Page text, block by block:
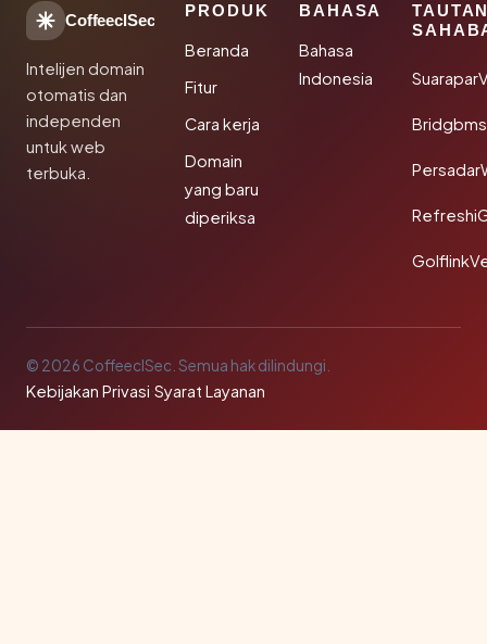
CoffeeclSec
Intelijen domain
otomatis dan
independen
untuk web
terbuka.
PRODUK
Beranda
Fitur
Cara kerja
Domain
yang baru
diperiksa
BAHASA
Bahasa
Indonesia
© 2026 CoffeeclSec. Semua hak dilindungi.
Kebijakan Privasi·Syarat Layanan